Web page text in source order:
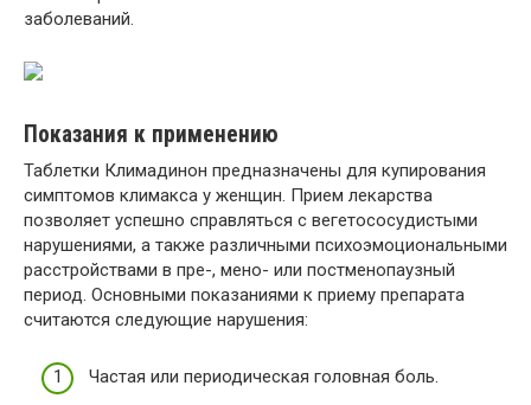
заболеваний.
Показания к применению
Таблетки Климадинон предназначены для купирования
симптомов климакса у женщин. Прием лекарства
позволяет успешно справляться с вегетососудистыми
нарушениями, а также различными психоэмоциональными
расстройствами в пре-, мено- или постменопаузный
период. Основными показаниями к приему препарата
считаются следующие нарушения:
Частая или периодическая головная боль.